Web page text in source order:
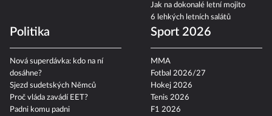
Jak na dokonalé letní mojito
6 lehkých letních salátů
Politika
Nová superdávka: kdo na ní
dosáhne?
Sjezd sudetských Němců
Proč vláda zavádí EET?
Padni komu padni
Sport 2026
MMA
Fotbal 2026/27
Hokej 2026
Tenis 2026
F1 2026